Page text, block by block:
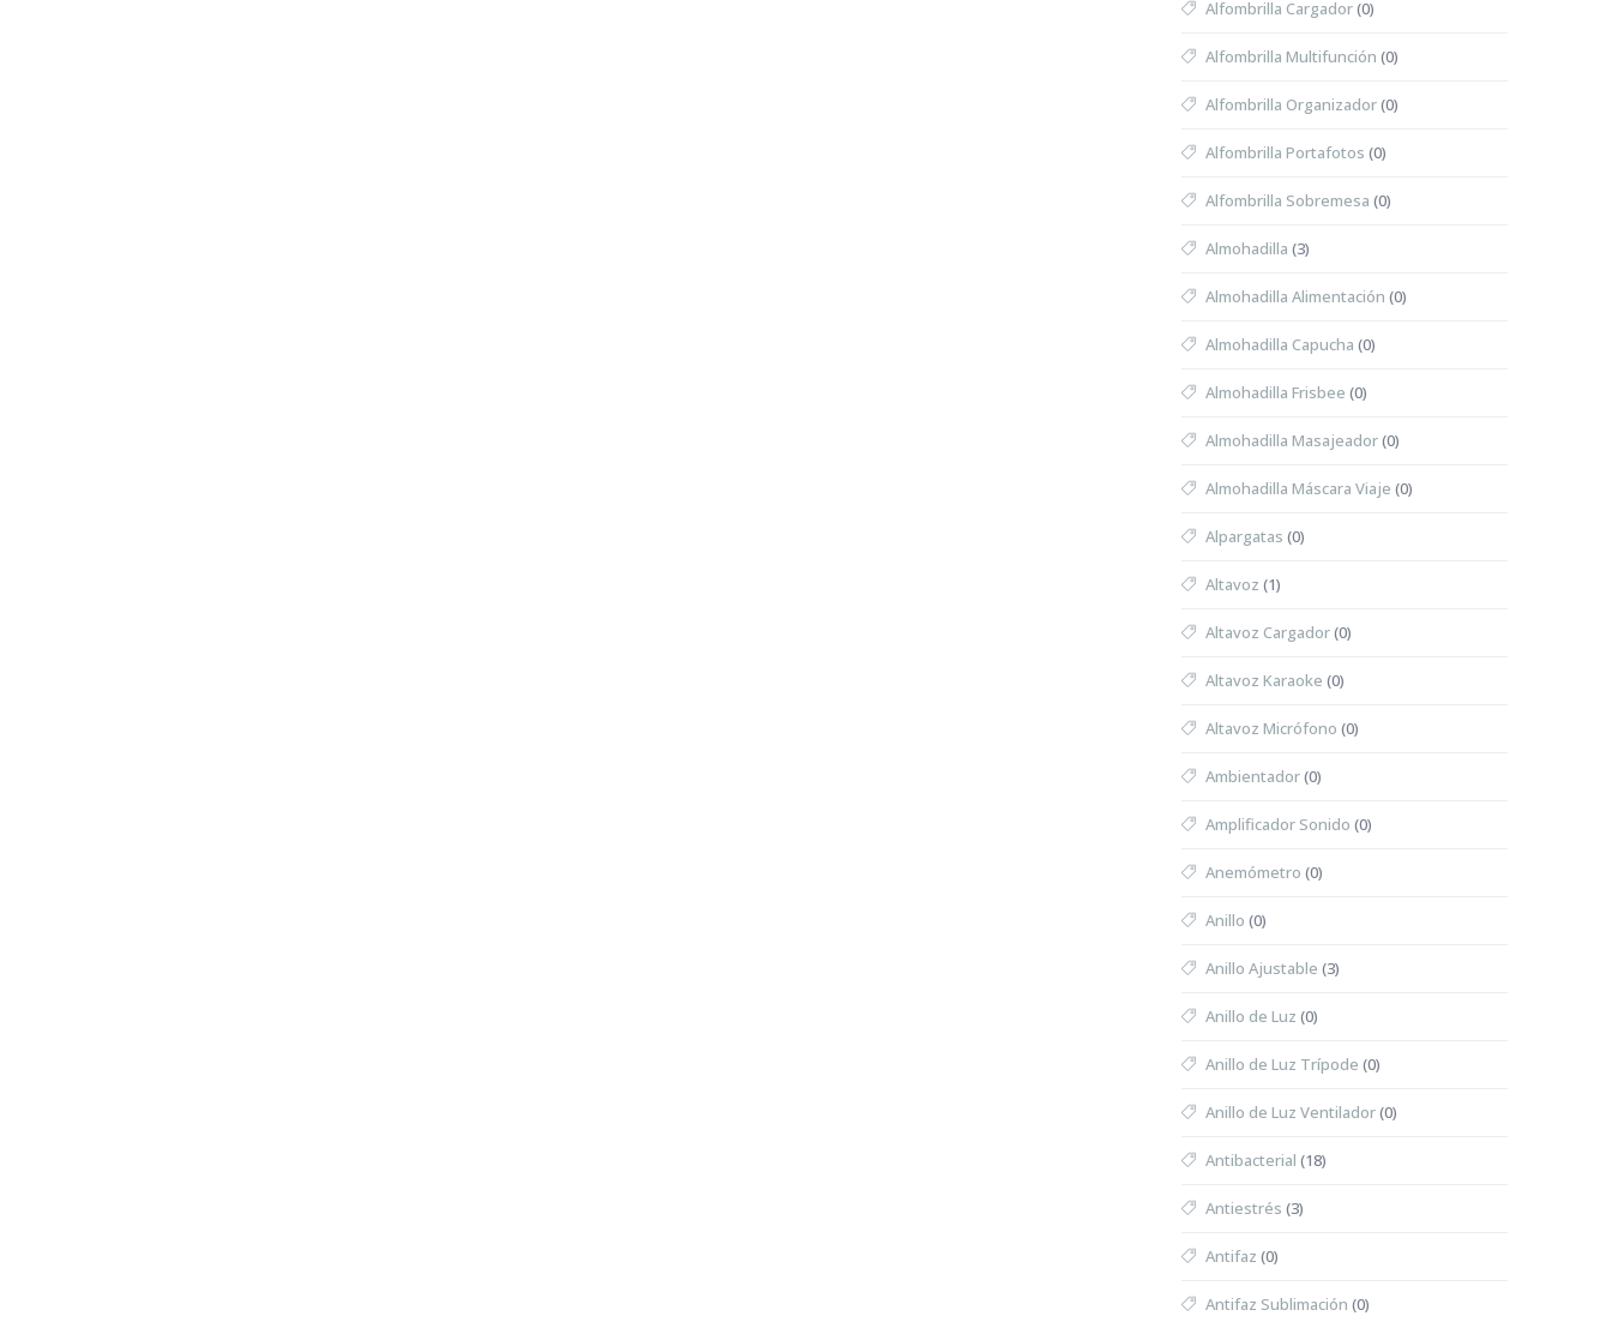
Alfombrilla Cargador(0)
Alfombrilla Multifunción (0)
Alfombrilla Organizador(0)
Alfombrilla Portafotos (0)
Alfombrilla Sobremesa (0)
Almohadilla (3)
Almohadilla Alimentación (0)
Almohadilla Capucha (0)
Almohadilla Frisbee (0)
Almohadilla Masajeador(0)
Almohadilla Máscara Viaje (0)
Alpargatas (0)
Altavoz (1)
Altavoz Cargador(0)
Altavoz Karaoke (0)
Altavoz Micrófono (0)
Ambientador(0)
Amplificador Sonido (0)
Anemómetro (0)
Anillo (0)
Anillo Ajustable (3)
Anillo de Luz (0)
Anillo de Luz Trípode (0)
Anillo de Luz Ventilador(0)
Antibacterial (18)
Antiestrés (3)
Antifaz (0)
Antifaz Sublimación (0)